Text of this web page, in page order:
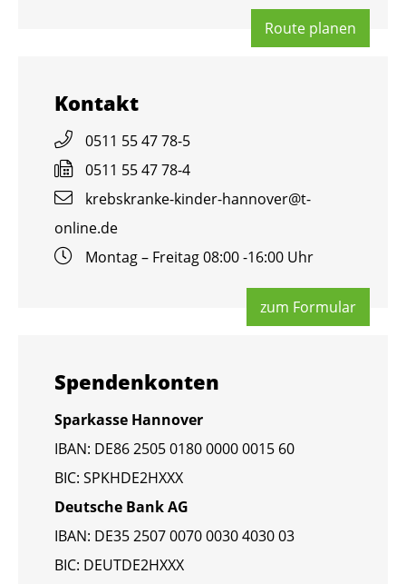
Route pla­nen
Kon­takt
0511 55 47 78-5
0511 55 47 78-4
krebs­kran­ke-kin­der-han­no­ver@​t-​
online.​de
Mon­tag – Frei­tag 08:00 -16:00 Uhr
zum For­mu­lar
Spen­den­kon­ten
Spar­kas­se Han­no­ver
IBAN: DE86 2505 0180 0000 0015 60
BIC: SPKHDE2HXXX
Deut­sche Bank AG
IBAN: DE35 2507 0070 0030 4030 03
BIC: DEUT­DE2HXXX